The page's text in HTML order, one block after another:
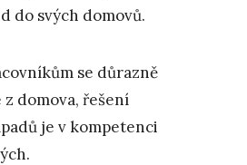
do svých domovů.
se důrazně
domova, řešení
je v kompetenci